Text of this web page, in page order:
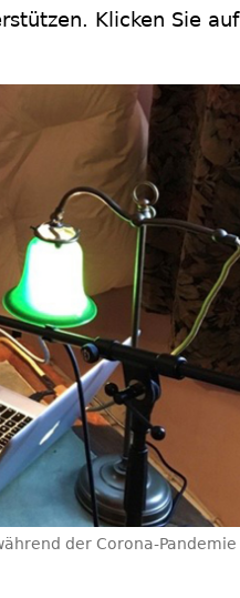
Klicken Sie auf
der Corona-Pandemie